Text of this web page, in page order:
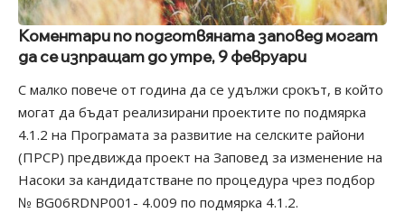
Коментари по подготвяната заповед могат
да се изпращат до утре, 9 февруари
С малко повече от година да се удължи срокът, в който
могат да бъдат реализирани проектите по подмярка
4.1.2 на Програмата за развитие на селските райони
(ПРСР) предвижда проект на Заповед за изменение на
Насоки за кандидатстване по процедура чрез подбор
№ BG06RDNP001- 4.009 по подмярка 4.1.2.